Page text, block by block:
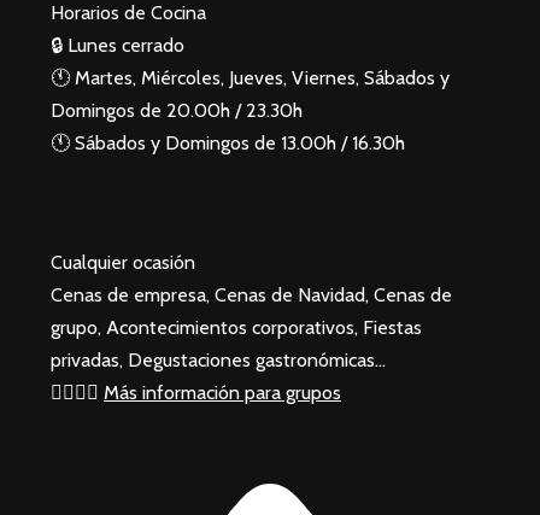
Horarios de Cocina
🔒 Lunes cerrado
🕚 Martes, Miércoles, Jueves, Viernes, Sábados y
Domingos de 20.00h / 23.30h
🕚 Sábados y Domingos de 13.00h / 16.30h
Cualquier ocasión
Cenas de empresa, Cenas de Navidad, Cenas de
grupo, Acontecimientos corporativos, Fiestas
privadas, Degustaciones gastronómicas…
🙋‍♂️🙋‍♀️ Más información para grupos